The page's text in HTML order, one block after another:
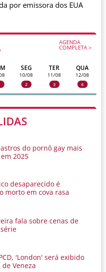
AGENDA
COMPLETA >
SEG
10/08
2
TER
11/08
3
QUA
12/08
6
do pornô gay mais
2025
desaparecido é
morto em cova rasa
fala sobre cenas de
'London' será exibido
Veneza
por emissora dos EUA